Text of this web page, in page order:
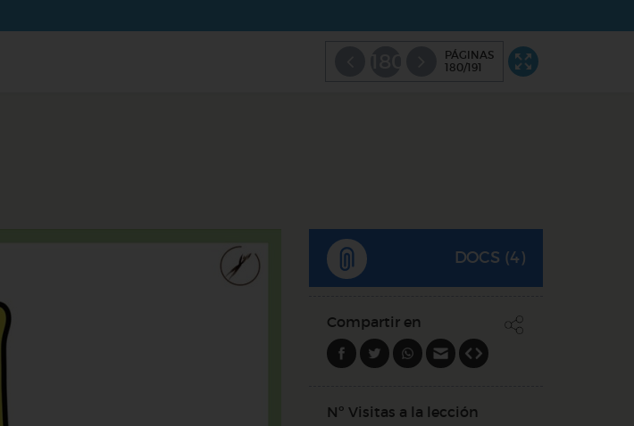
PÁGINAS
180/191
DOCS (4)
Compartir en
Nº Visitas a la lección